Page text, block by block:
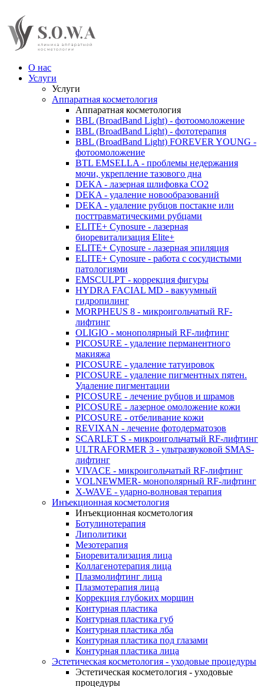
О нас
Услуги
Услуги
Аппаратная косметология
Аппаратная косметология
BBL (BroadBand Light) - фотоомоложение
BBL (BroadBand Light) - фототерапия
BBL (BroadBand Light) FOREVER YOUNG -
фотоомоложение
BTL EMSELLA - проблемы недержания
мочи, укрепление тазового дна
DEKA - лазерная шлифовка CO2
DEKA - удаление новообразований
DEKA - удаление рубцов постакне или
посттравматическими рубцами
ELITE+ Cynosure - лазерная
биоревитализация Elite+
ELITE+ Cynosure - лазерная эпиляция
ELITE+ Cynosure - работа с сосудистыми
патологиями
EMSCULPT - коррекция фигуры
HYDRA FACIAL MD - вакуумный
гидропилинг
MORPHEUS 8 - микроигольчатый RF-
лифтинг
OLIGIO - монополярный RF-лифтинг
PICOSURE - удаление перманентного
макияжа
PICOSURE - удаление татуировок
PICOSURE - удаление пигментных пятен.
Удаление пигментации
PICOSURE - лечение рубцов и шрамов
PICOSURE - лазерное омоложение кожи
PICOSURE - отбеливание кожи
REVIXAN - лечение фотодерматозов
SCARLET S - микроигольчатый RF-лифтинг
ULTRAFORMER 3 - ультразвуковой SMAS-
лифтинг
VIVACE - микроигольчатый RF-лифтинг
VOLNEWMER- монополярный RF-лифтинг
X-WAVE - ударно-волновая терапия
Инъекционная косметология
Инъекционная косметология
Ботулинотерапия
Липолитики
Мезотерапия
Биоревитализация лица
Коллагенотерапия лица
Плазмолифтинг лица
Плазмотерапия лица
Коррекция глубоких морщин
Контурная пластика
Контурная пластика губ
Контурная пластика лба
Контурная пластика под глазами
Контурная пластика лица
Эстетическая косметология - уходовые процедуры
Эстетическая косметология - уходовые
процедуры